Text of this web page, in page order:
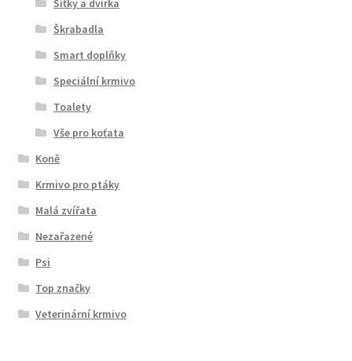
Síťky a dvírka
Škrabadla
Smart doplňky
Speciální krmivo
Toalety
Vše pro koťata
Koně
Krmivo pro ptáky
Malá zvířata
Nezařazené
Psi
Top značky
Veterinární krmivo